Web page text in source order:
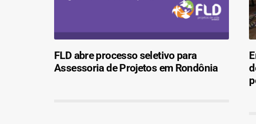
FLD abre processo seletivo para
Assessoria de Projetos em Rondônia